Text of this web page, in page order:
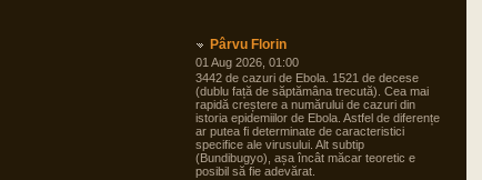
Pârvu Florin
01 Aug 2026, 01:00
3442 de cazuri de Ebola. 1521 de decese
(dublu față de săptămâna trecută). Cea mai
rapidă creștere a numărului de cazuri din
istoria epidemiilor de Ebola. Astfel de diferențe
ar putea fi determinate de caracteristici
specifice ale virusului. Alt subtip
(Bundibugyo), așa încât măcar teoretic e
posibil să fie adevărat.